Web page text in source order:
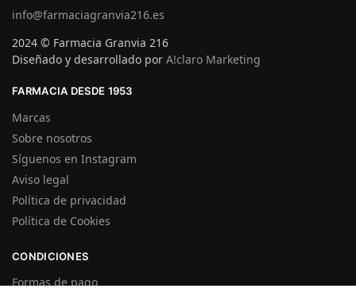
info@farmaciagranvia216.es
2024 © Farmacia Granvia 216
Diseñado y desarrollado por A!claro Marketing
FARMACIA DESDE 1953
Marcas
Sobre nosotros
Síguenos en Instagram
Aviso legal
Política de privacidad
Política de Cookies
CONDICIONES
Formas de pago